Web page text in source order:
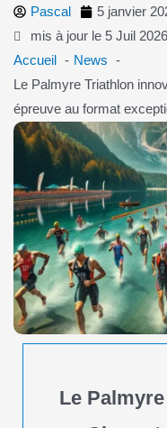
Pascal 5 janvier
mis à jour le 5 Juil
Accueil
News
Le Palmyre Triathlon
épreuve au format
Le